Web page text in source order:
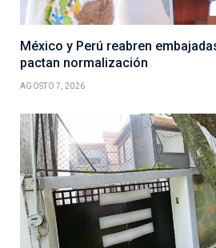
México y Perú reabren
pactan normalización
AGOSTO 7, 2026